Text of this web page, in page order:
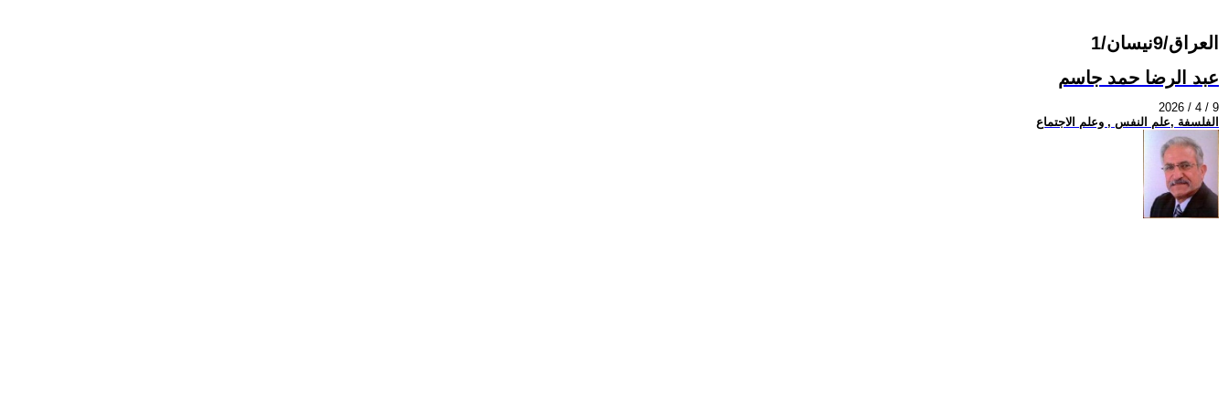
العراق/9نيسان/1
عبد الرضا حمد جاسم
2026 / 4 / 9
الفلسفة ,علم النفس , وعلم الاجتماع